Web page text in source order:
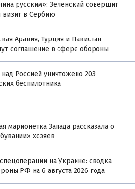
русским»: Зеленский совершит
визит в Сербию
Аравия, Турция и Пакистан
соглашение в сфере обороны
над Россией уничтожено 203
беспилотника
марионетка Запада рассказала о
хозяев
на Украине: сводка
РФ на 6 августа 2026 года